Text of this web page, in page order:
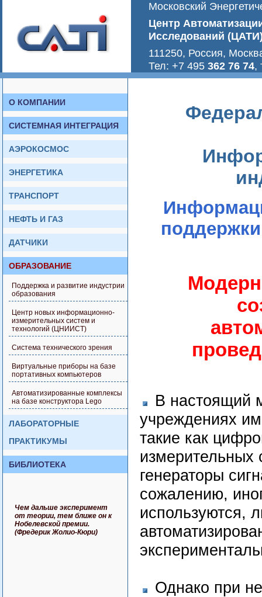
Московский
Центр
Исследований
111250, Россия,
Тел: +7 495 362 76 74,
О КОМПАНИИ
СИСТЕМНАЯ ИНТЕГРАЦИЯ
АЭРОКОСМОС
ЭНЕРГЕТИКА
ТРАНСПОРТ
НЕФТЬ И ГАЗ
ДАТЧИКИ
ОБРАЗОВАНИЕ
Поддержка и развитие индустрии
образования
Центр новых информационно-
измерительных систем и
технологий (ЦНИИСТ)
Система технического зрения
Виртуальные приборы на базе
портативных компьютеров
Автоматизированные комплексы
на базе конструктора Lego
ЛАБОРАТОРНЫЕ
ПРАКТИКУМЫ
БИБЛИОТЕКА
Чем дальше эксперимент
от теории, тем ближе он к
Нобелевской премии.
(Фредерик Жолио-Кюри)
В настоящий
учреждениях
такие как
измерительных
генераторы
сожалению,
используются,
Однако при